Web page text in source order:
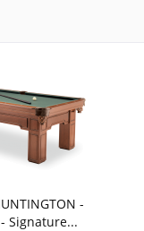
-
Signature...